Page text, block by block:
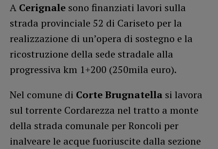
A Cerignale sono finanziati lavori sulla
strada provinciale 52 di Cariseto per la
realizzazione di un’opera di sostegno e la
ricostruzione della sede stradale alla
progressiva km 1+200 (250mila euro).
Nel comune di Corte Brugnatella si lavora
sul torrente Cordarezza nel tratto a monte
della strada comunale per Roncoli per
inalveare le acque fuoriuscite dalla sezione